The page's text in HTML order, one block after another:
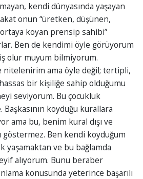
kendi dünyasında yaşayan
onun “üretken, düşünen,
koyan prensip sahibi”
Ben de kendimi öyle görüyorum
olur muyum bilmiyorum.
nitelenirim ama öyle değil; tertipli,
bir kişiliğe sahip olduğumu
seviyorum. Bu çocukluk
Başkasının koyduğu kurallara
ama bu, benim kural dışı ve
göstermez. Ben kendi koyduğum
yaşamaktan ve bu bağlamda
alıyorum. Bunu beraber
konusunda yeterince başarılı